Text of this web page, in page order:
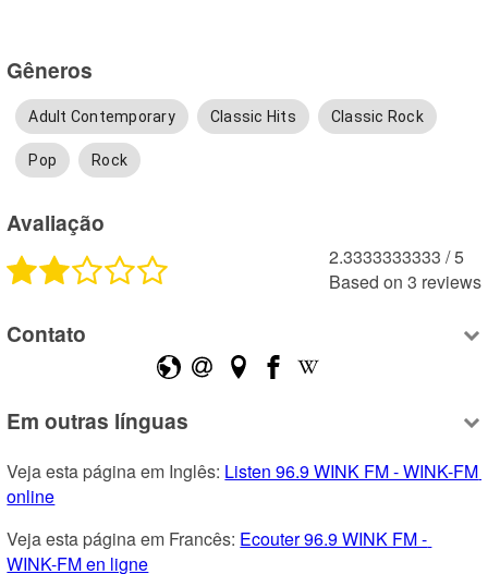
Gêneros
Adult Contemporary Classic Hits Classic Rock
Pop Rock
Avaliação
2.3333333333 /5
Based on 3 reviews
Contato
Em outras línguas
Veja esta página em Inglês: Listen 96.9 WINK FM - WINK-FM
online
Veja esta página em Francês: Ecouter 96.9 WINK FM -
WINK-FM en ligne